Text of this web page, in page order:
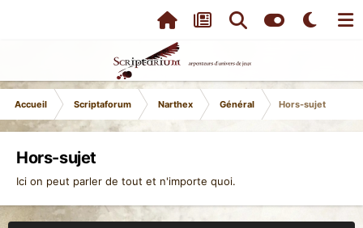
Accueil Scriptaforum Narthex Général Hors-sujet
Hors-sujet
Ici on peut parler de tout et n'importe quoi.